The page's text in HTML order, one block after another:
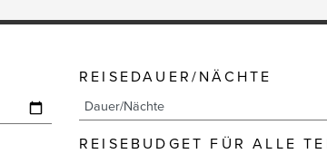
REISEDAUER/NÄCHTE
REISEBUDGET FÜR ALLE